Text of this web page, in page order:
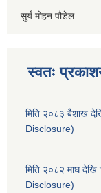
सुर्य मोहन पौडेल
स्वतः
मिति २०८३ बैशाख
Disclosure)
मिति २०८२ माघ
Disclosure)